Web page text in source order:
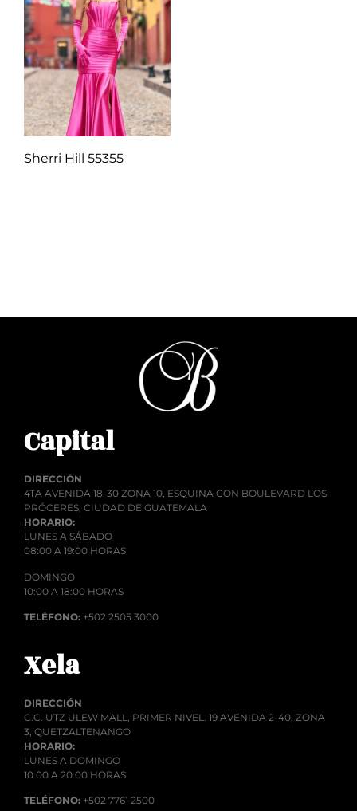
Sherri Hill 55355
Capital
DIRECCIÓN
4TA AVENIDA 18-30 ZONA 10, ESQUINA CON BOULEVARD LOS
PRÓCERES, CIUDAD DE GUATEMALA
HORARIO:
LUNES A SÁBADO
08:00 A 19:00 HORAS
DOMINGO
10:00 A 18:00 HORAS
TELÉFONO: +502 2505 3000
Xela
DIRECCIÓN
C.C. UTZ ULEW MALL, PRIMER NIVEL. 19 AVENIDA 2-40, ZONA
3, QUETZALTENANGO
HORARIO:
LUNES A DOMINGO
10:00 A 20:00 HORAS
TELÉFONO: +502 7761 2500